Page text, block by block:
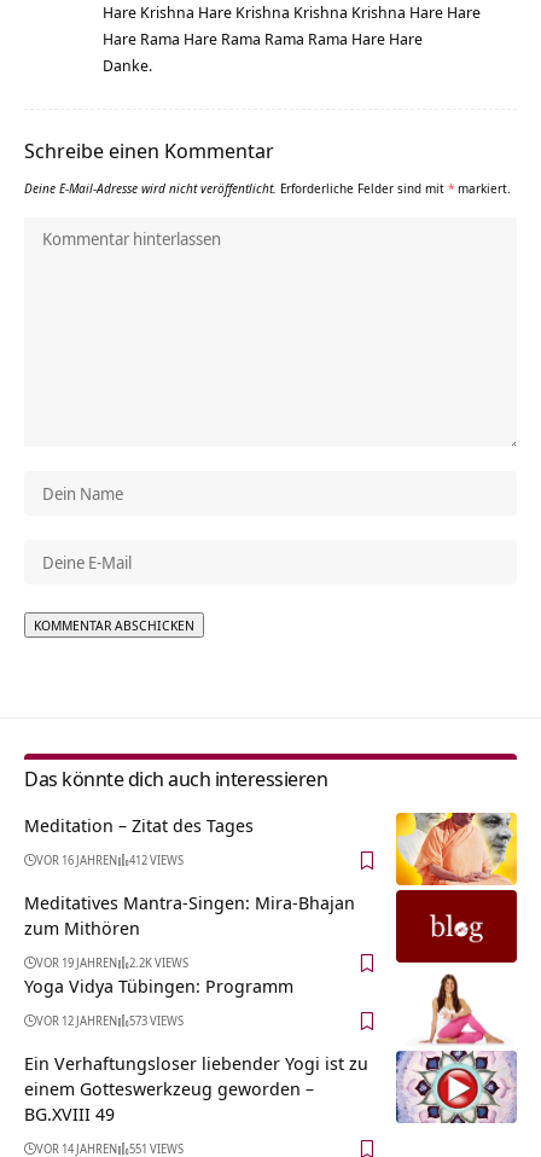
Hare Krishna Hare Krishna Krishna Krishna Hare Hare
Hare Rama Hare Rama Rama Rama Hare Hare
Danke.
Schreibe einen Kommentar
Deine E-Mail-Adresse wird nicht veröffentlicht. Erforderliche Felder sind mit * markiert.
Das könnte dich auch interessieren
Meditation – Zitat des Tages
VOR 16 JAHREN 412 VIEWS
Meditatives Mantra-Singen: Mira-Bhajan
zum Mithören
VOR 19 JAHREN 2.2K VIEWS
Yoga Vidya Tübingen: Programm
VOR 12 JAHREN 573 VIEWS
Ein Verhaftungsloser liebender Yogi ist zu
einem Gotteswerkzeug geworden –
BG.XVIII 49
VOR 14 JAHREN 551 VIEWS